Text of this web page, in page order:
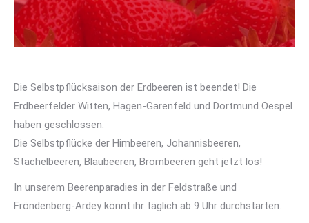
Die Selbstpflücksaison der Erdbeeren ist beendet! Die
Erdbeerfelder Witten, Hagen-Garenfeld und Dortmund Oespel
haben geschlossen.
Die Selbstpflücke der Himbeeren, Johannisbeeren,
Stachelbeeren, Blaubeeren, Brombeeren geht jetzt los!
In unserem Beerenparadies in der Feldstraße und
Fröndenberg-Ardey könnt ihr täglich ab 9 Uhr durchstarten.